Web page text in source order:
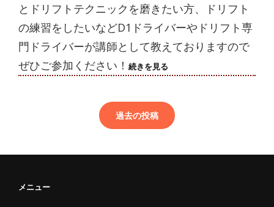
とドリフトテクニックを磨きたい方、ドリフト
の練習をしたいなどD1ドライバーやドリフト専
門ドライバーが講師として教えておりますので
ぜひご参加ください！ 続きを見る
走
申
込
終
ー
ョ
ン
過去の投稿
メニュー